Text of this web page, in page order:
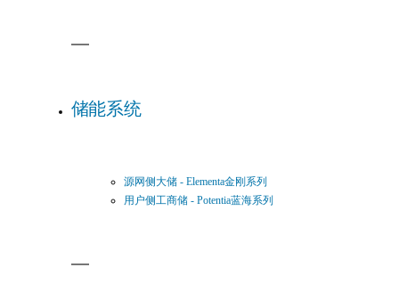
储能系统
源网侧大储 - Elementa金刚系列
用户侧工商储 - Potentia蓝海系列